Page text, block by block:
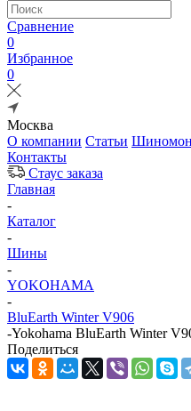
Сравнение
0
Избранное
0
Москва
О компании Статьи
Контакты
Стаус заказа
Главная
-
Каталог
-
Шины
-
YOKOHAMA
-
BluEarth Winter V906
-Yokohama BluEarth Winter
Поделиться